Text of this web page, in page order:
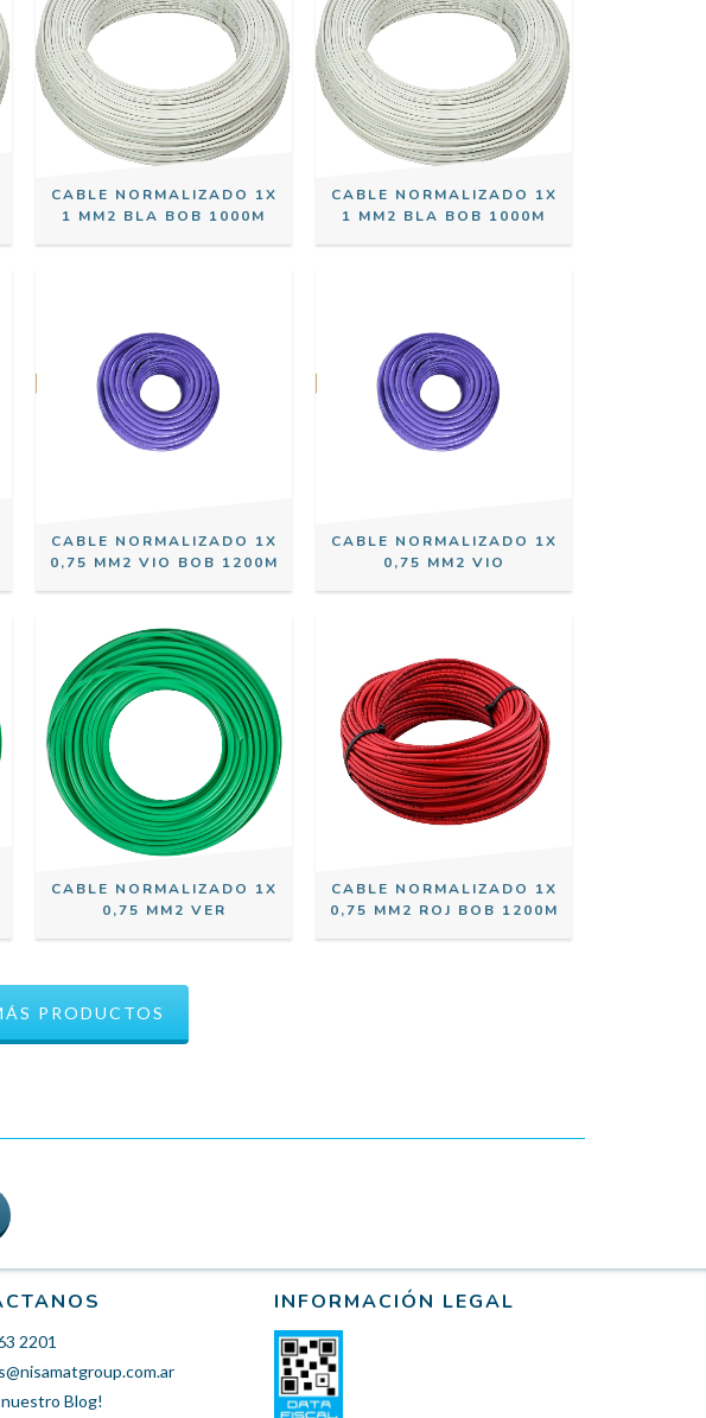
CABLE NORMALIZADO 1X
1 MM2 BLA BOB 1000M
CABLE NORMALIZADO 1X
1 MM2 BLA BOB 1000M
CABLE NORMALIZADO 1X
0,75 MM2 VIO BOB 1200M
CABLE NORMALIZADO 1X
0,75 MM2 VIO
CABLE NORMALIZADO 1X
0,75 MM2 VER
CABLE NORMALIZADO 1X
0,75 MM2 ROJ BOB 1200M
PRODUCTOS
2201
Blog!
INFORMACIÓN LEGAL